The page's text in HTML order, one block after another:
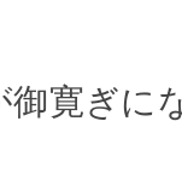
御寛ぎに